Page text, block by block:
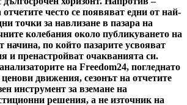
често се появяват едни от най-
точки за навлизане в пазара на
колебания около публикуването на
начина, по който пазарите усвояват
и пренастройват очакванията си.
на Freedom24, погледнато
движения, сезонът на отчетите
инструмент за вземане на
решения, а не източник на